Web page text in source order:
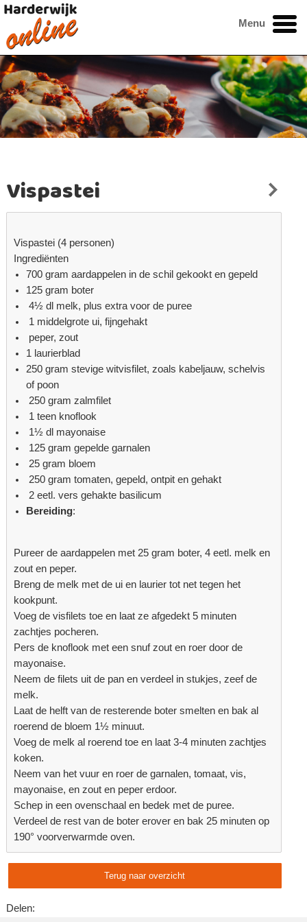
Menu
Vispastei
Vispastei (4 personen)
Ingrediënten
700 gram aardappelen in de schil gekookt en gepeld
125 gram boter
4½ dl melk, plus extra voor de puree
1 middelgrote ui, fijngehakt
peper, zout
1 laurierblad
250 gram stevige witvisfilet, zoals kabeljauw, schelvis
of poon
250 gram zalmfilet
1 teen knoflook
1½ dl mayonaise
125 gram gepelde garnalen
25 gram bloem
250 gram tomaten, gepeld, ontpit en gehakt
2 eetl. vers gehakte basilicum​
Bereiding:
Pureer de aardappelen met 25 gram boter, 4 eetl. melk en
zout en peper.
Breng de melk met de ui en laurier tot net tegen het
kookpunt.
Voeg de visfilets toe en laat ze afgedekt 5 minuten
zachtjes pocheren.
Pers de knoflook met een snuf zout en roer door de
mayonaise.
Neem de filets uit de pan en verdeel in stukjes, zeef de
melk.
Laat de helft van de resterende boter smelten en bak al
roerend de bloem 1½ minuut.
Voeg de melk al roerend toe en laat 3-4 minuten zachtjes
koken.
Neem van het vuur en roer de garnalen, tomaat, vis,
mayonaise, en zout en peper erdoor.
Schep in een ovenschaal en bedek met de puree.
Verdeel de rest van de boter erover en bak 25 minuten op
190° voorverwarmde oven.
Terug naar overzicht
Delen: